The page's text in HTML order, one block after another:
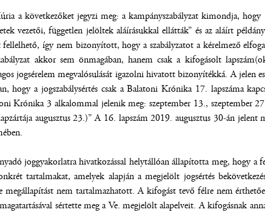
a következőket jegyzi meg: a kampányszabályzat kimondja, hogy
vezetői, független jelöltek aláírásukkal ellátták” és az aláírt
így nem bizonyított, hogy a szabályzatot a kérelmező
akkor sem önmagában, hanem csak a kifogásolt
jogsérelem megvalósulását igazolni hivatott bizonyítékká. A jelen
hogy a jogszabálysértés csak a Balatoni Krónika 17. lapszáma
Krónika 3 alkalommal jelenik meg: szeptember 13., szeptember
augusztus 23.)” A 16. lapszám 2019. augusztus 30-án
joggyakorlatra hivatkozással helytállóan állapította meg, hogy a
tartalmakat, amelyek alapján a megjelölt jogsértés
megállapítást nem tartalmazhatott. A kifogást tevő félre nem
sértette meg a Ve. megjelölt alapelveit. A kifogásnak